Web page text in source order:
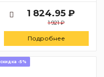
1 824.95 ₽
1 921 ₽
Подробнее
скидка -5%